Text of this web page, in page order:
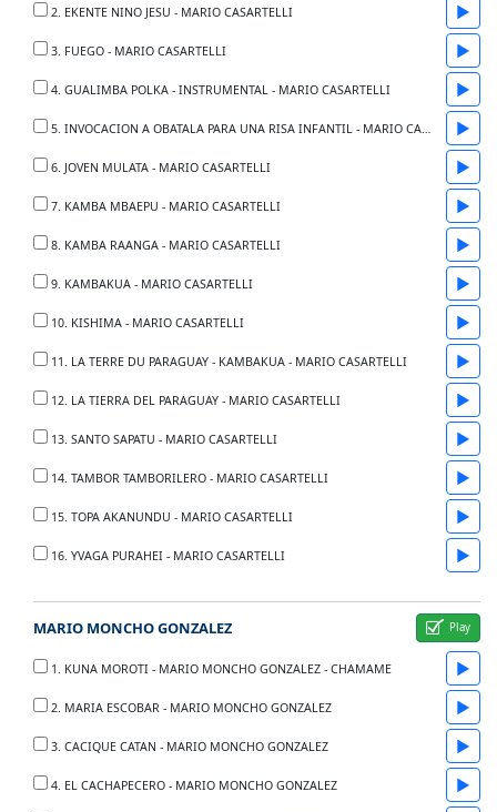
2. EKENTE NINO JESU - MARIO CASARTELLI ▶
3. FUEGO - MARIO CASARTELLI ▶
4. GUALIMBA POLKA - INSTRUMENTAL - MARIO CASARTELLI ▶
5. INVOCACION A OBATALA PARA UNA RISA INFANTIL - MARIO CASARTELLI ▶
6. JOVEN MULATA - MARIO CASARTELLI ▶
7. KAMBA MBAEPU - MARIO CASARTELLI ▶
8. KAMBA RAANGA - MARIO CASARTELLI ▶
9. KAMBAKUA - MARIO CASARTELLI ▶
10. KISHIMA - MARIO CASARTELLI ▶
11. LA TERRE DU PARAGUAY - KAMBAKUA - MARIO CASARTELLI ▶
12. LA TIERRA DEL PARAGUAY - MARIO CASARTELLI ▶
13. SANTO SAPATU - MARIO CASARTELLI ▶
14. TAMBOR TAMBORILERO - MARIO CASARTELLI ▶
15. TOPA AKANUNDU - MARIO CASARTELLI ▶
16. YVAGA PURAHEI - MARIO CASARTELLI ▶
MARIO MONCHO GONZALEZ
1. KUNA MOROTI - MARIO MONCHO GONZALEZ - CHAMAME ▶
2. MARIA ESCOBAR - MARIO MONCHO GONZALEZ ▶
3. CACIQUE CATAN - MARIO MONCHO GONZALEZ ▶
4. EL CACHAPECERO - MARIO MONCHO GONZALEZ ▶